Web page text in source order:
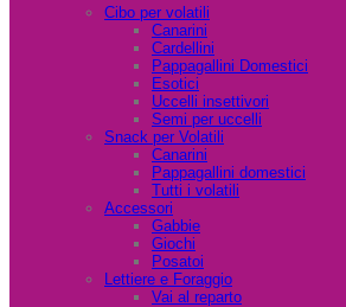
Cibo per volatili
Canarini
Cardellini
Pappagallini Domestici
Esotici
Uccelli insettivori
Semi per uccelli
Snack per Volatili
Canarini
Pappagallini domestici
Tutti i volatili
Accessori
Gabbie
Giochi
Posatoi
Lettiere e Foraggio
Vai al reparto